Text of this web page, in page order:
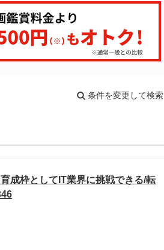
条件を変更して検索
成枠としてIT業界に挑戦できる/転